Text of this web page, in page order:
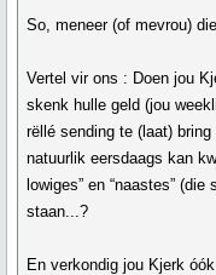
So, meneer (of mevrou)
Vertel vir ons : Doen jou
skenk hulle geld (jou
rëllé sending te (laat)
natuurlik eersdaags kan
lowiges” en “naastes”
staan...?
En verkondig jou Kjerk